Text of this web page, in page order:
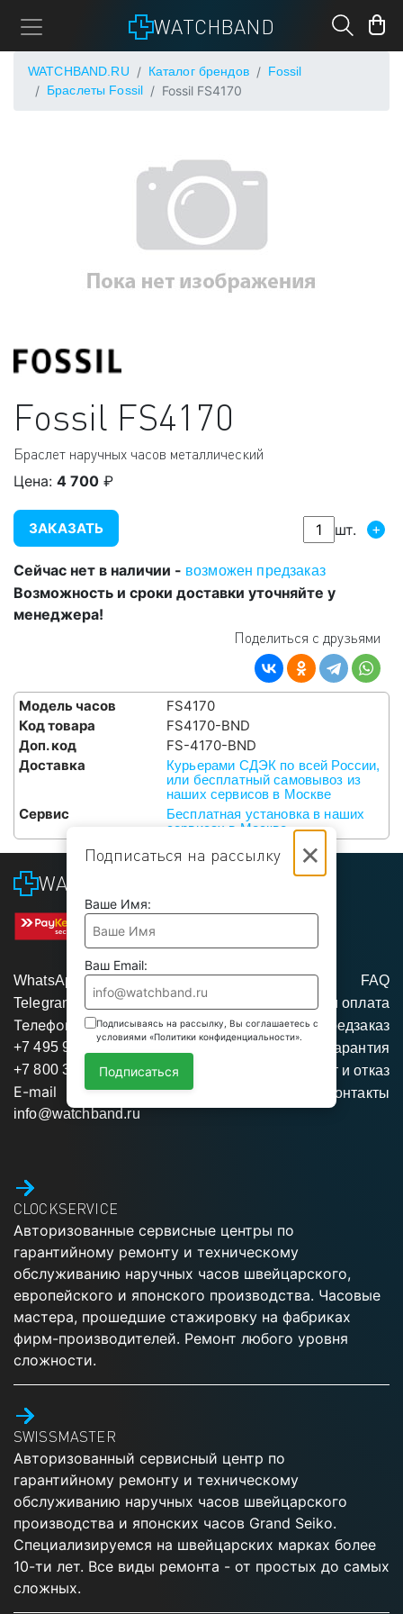
×
Подписаться на рассылку
Ваше Имя:
Ваш Email:
Подписываясь на рассылку, Вы соглашаетесь с
условиями «Политики конфиденциальности».
Подписаться
WATCHBAND
WATCHBAND.RU Каталог брендов
Fossil
Браслеты Fossil
Fossil FS4170
Fossil FS4170
Браслет наручных часов металлический
Цена: 4 700 ₽
ЗАКАЗАТЬ шт. +
Сейчас нет в наличии - возможен предзаказ
Возможность и сроки доставки уточняйте у
менеджера!
Поделиться с друзьями
Модель часов
FS4170
Код товара
FS4170-BND
Доп. код
FS-4170-BND
Доставка
Курьерами СДЭК по всей России,
или бесплатный самовывоз из
наших сервисов в Москве
Сервис
Бесплатная установка в наших
сервисах в Москве
WATCHBAND
WhatsApp
Telegram
Телефоны
+7 495 975 95 35
+7 800 350 34 04
E-mail
info@watchband.ru
FAQ
Доставка и оплата
Предзаказ
Гарантия
Возврат и отказ
Контакты
CLOCKSERVICE
Авторизованные сервисные центры по
гарантийному ремонту и техническому
обслуживанию наручных часов швейцарского,
европейского и японского производства. Часовые
мастера, прошедшие стажировку на фабриках
фирм-производителей. Ремонт любого уровня
сложности.
SWISSMASTER
Авторизованный сервисный центр по
гарантийному ремонту и техническому
обслуживанию наручных часов швейцарского
производства и японских часов Grand Seiko.
Специализируемся на швейцарских марках более
10-ти лет. Все виды ремонта - от простых до самых
сложных.